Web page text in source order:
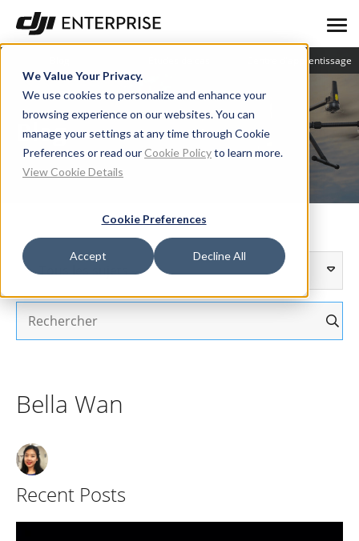
We Value Your Privacy.
We use cookies to personalize and enhance your
browsing experience on our websites. You can
manage your settings at any time through Cookie
Preferences or read our Cookie Policyto learn more.
View Cookie Details
Cookie Preferences
Accept Decline All
Centre d'apprentissage
Blog
Bella Wan
Recent Posts